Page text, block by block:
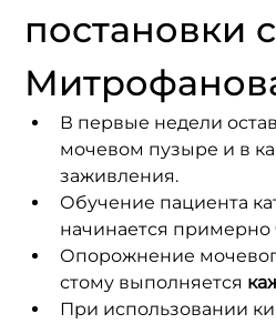
постановки
В первые недели
мочевом пузыре и в
заживления.
Обучение пациента
начинается примерно
Опорожнение
стому выполняется
При использовании